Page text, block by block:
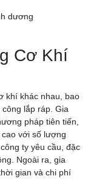
Cơ Khí
khí khác nhau, bao
lắp ráp. Gia
pháp tiên tiến,
với số lượng
ty yêu cầu, đặc
Ngoài ra, gia
gian và chi phí